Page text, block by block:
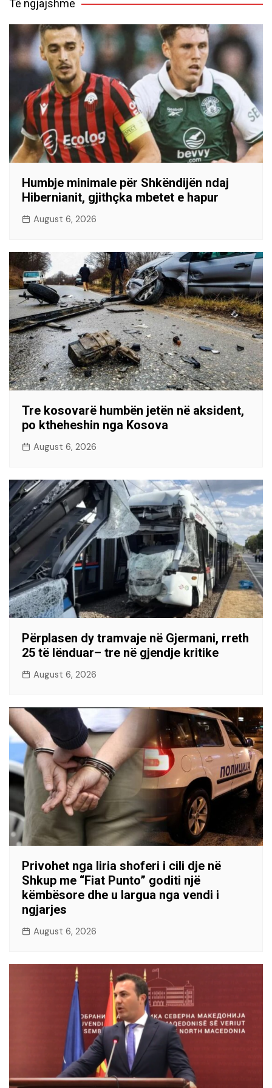
Të ngjajshme
Humbje minimale për Shkëndijën ndaj
Hibernianit, gjithçka mbetet e hapur
August 6, 2026
Tre kosovarë humbën jetën në aksident,
po ktheheshin nga Kosova
August 6, 2026
Përplasen dy tramvaje në Gjermani, rreth
25 të lënduar– tre në gjendje kritike
August 6, 2026
Privohet nga liria shoferi i cili dje në
Shkup me “Fiat Punto” goditi një
këmbësore dhe u largua nga vendi i
ngjarjes
August 6, 2026